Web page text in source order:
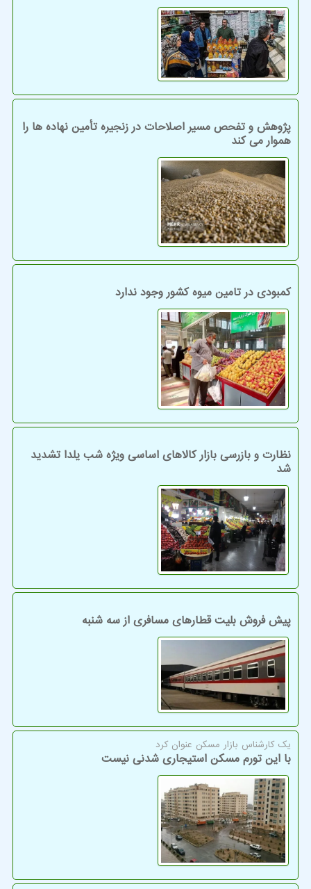
پژوهش و تفحص مسیر اصلاحات در زنجیره تأمین نهاده ها را
هموار می کند
کمبودی در تامین میوه کشور وجود ندارد
نظارت و بازرسی بازار کالاهای اساسی ویژه شب یلدا تشدید
شد
پیش فروش بلیت قطارهای مسافری از سه شنبه
یك كارشناس بازار مسكن عنوان كرد
با این تورم مسکن استیجاری شدنی نیست